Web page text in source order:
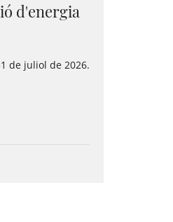
d'energia
de juliol de 2026.